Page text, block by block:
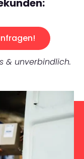
& unverbindlich.